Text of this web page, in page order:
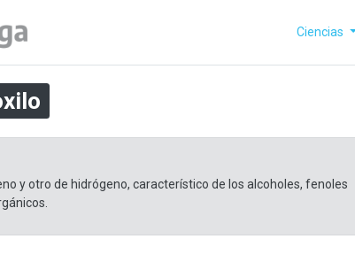
Ciencias
y otro de hidrógeno​, característico de los alcoholes, fenoles